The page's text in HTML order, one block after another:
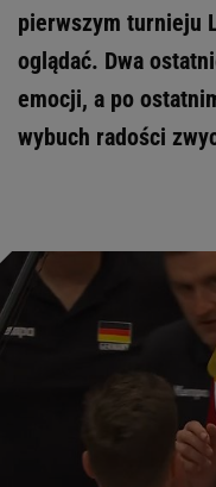
pierwszym turnieju
oglądać. Dwa
emocji, a po
wybuch radości